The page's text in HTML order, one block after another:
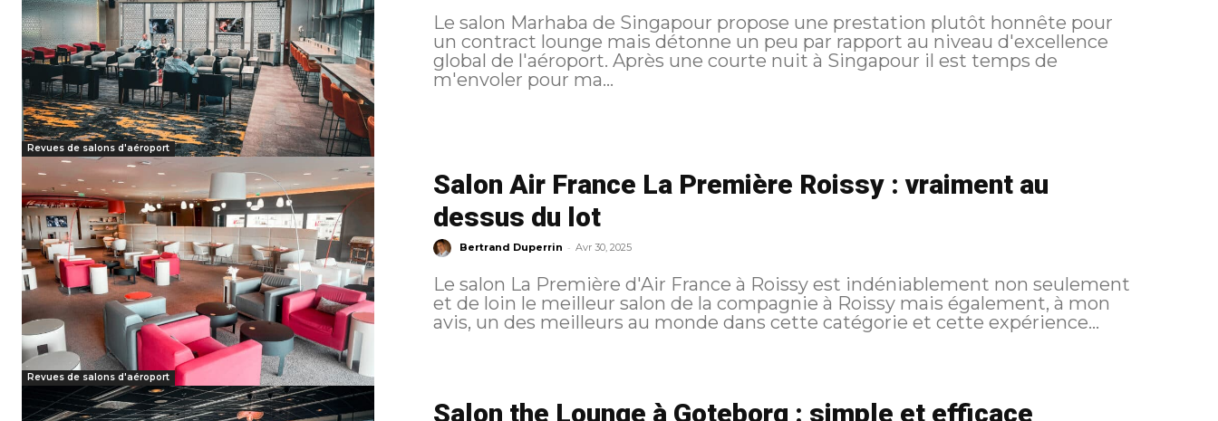
Revues de salons d'aéroport
Le salon Marhaba de Singapour propose une prestation plutôt honnête pour
un contract lounge mais détonne un peu par rapport au niveau d'excellence
global de l'aéroport. Après une courte nuit à Singapour il est temps de
m'envoler pour ma...
Revues de salons d'aéroport
Salon Air France La Première Roissy : vraiment au
dessus du lot
Bertrand Duperrin - Avr 30, 2025
Le salon La Première d'Air France à Roissy est indéniablement non seulement
et de loin le meilleur salon de la compagnie à Roissy mais également, à mon
avis, un des meilleurs au monde dans cette catégorie et cette expérience...
Salon the Lounge à Goteborg : simple et efficace